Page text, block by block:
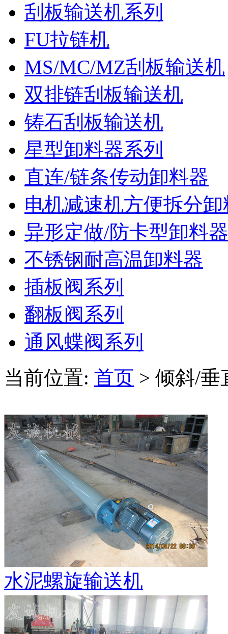
刮板输送机系列
FU拉链机
MS/MC/MZ刮板输送机
双排链刮板输送机
铸石刮板输送机
星型卸料器系列
直连/链条传动卸料器
电机减速机方便拆分卸
异形定做/防卡型卸料器
不锈钢耐高温卸料器
插板阀系列
翻板阀系列
通风蝶阀系列
当前位置: 首页 > 倾斜/垂
水泥螺旋输送机